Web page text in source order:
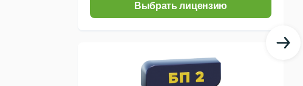
Выбрать лицензию